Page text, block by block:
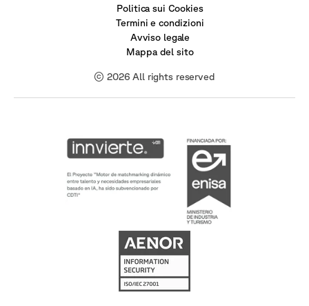
Politica sui Cookies
Termini e condizioni
Avviso legale
Mappa del sito
© 2026 All rights reserved